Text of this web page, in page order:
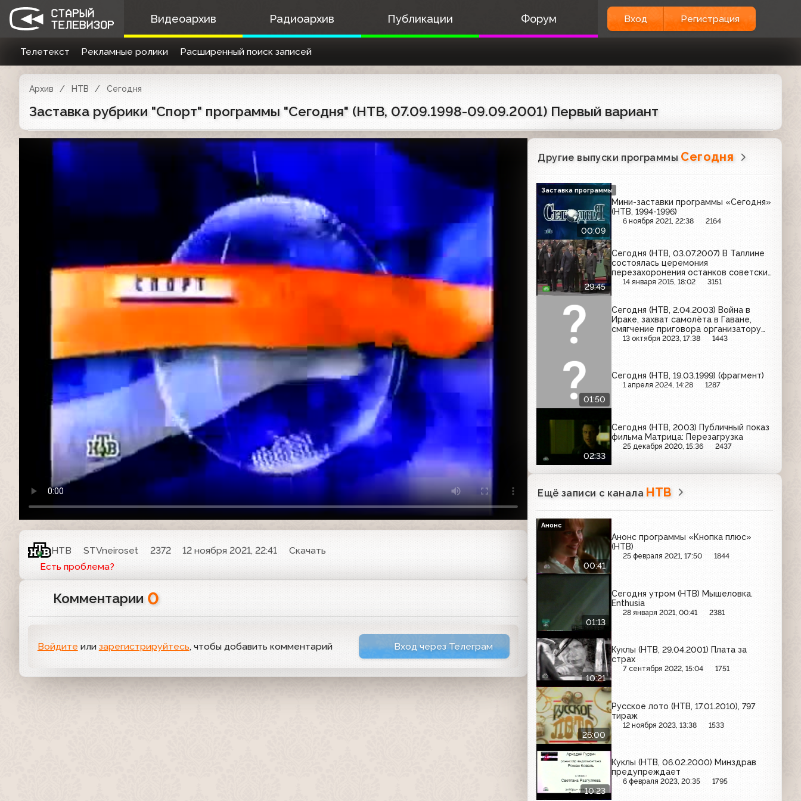
Видеоархив Радиоархив Публикации Форум Вход Регистрация
Телетекст Рекламные ролики Расширенный поиск записей
Архив НТВ Сегодня
Заставка рубрики "Спорт" программы "Сегодня" (НТВ, 07.09.1998-09.09.2001) Первый вариант
НТВ STVneiroset 2372 12 ноября 2021, 22:41
Скачать
Есть проблема?
Комментарии 0
Войдите или зарегистрируйтесь, чтобы добавить комментарий Вход через Телеграм
Другие выпуски программы Сегодня
00:09
Мини-заставки программы «Сегодня»
(НТВ, 1994-1996)
6 ноября 2021, 22:38 2164
Заставка программы
29:45
Сегодня (НТВ, 03.07.2007) В Таллине
состоялась церемония
перезахоронения останков советских
воинов-освободителей; в Австралии
14 января 2015, 18:02 3151
Сегодня (НТВ, 2.04.2003) Война в
Ираке, захват самолёта в Гаване,
смягчение приговора организатору
погрома на рынке в Царицыно
13 октября 2023, 17:38 1443
01:50
Сегодня (НТВ, 19.03.1999) (фрагмент)
1 апреля 2024, 14:28 1287
02:33
Сегодня (НТВ, 2003) Публичный показ
фильма Матрица: Перезагрузка
25 декабря 2020, 15:36 2437
Ещё записи с канала НТВ
00:41
Анонс программы «Кнопка плюс»
(НТВ)
25 февраля 2021, 17:50 1844
Анонс
01:13
Сегодня утром (НТВ) Мышеловка.
Enthusia
28 января 2021, 00:41 2381
10:21
Куклы (НТВ, 29.04.2001) Плата за
страх
7 сентября 2022, 15:04 1751
26:00
Русское лото (НТВ, 17.01.2010), 797
тираж
12 ноября 2023, 13:38 1533
10:23
Куклы (НТВ, 06.02.2000) Минздрав
предупреждает
6 февраля 2023, 20:35 1795